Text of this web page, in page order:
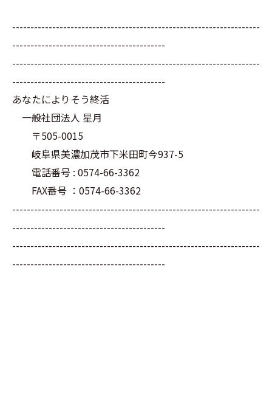
--------------------------------------------------------------------
------------------------------------------
--------------------------------------------------------------------
------------------------------------------
あなたによりそう終活
一般社団法人 星月
〒505-0015
岐阜県美濃加茂市下米田町今937-5
電話番号 : 0574-66-3362
FAX番号 ：0574-66-3362
--------------------------------------------------------------------
------------------------------------------
--------------------------------------------------------------------
------------------------------------------